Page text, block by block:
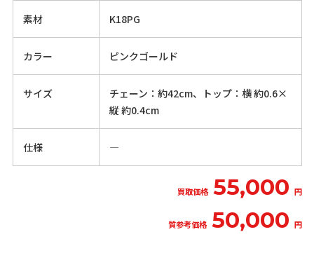
素材 K18PG
カラー ピンクゴールド
サイズ
チェーン：約42cm、トップ：横 約0.6×
縦 約0.4cm
仕様 ―
買取価格 55,000 円
質参考価格 50,000 円